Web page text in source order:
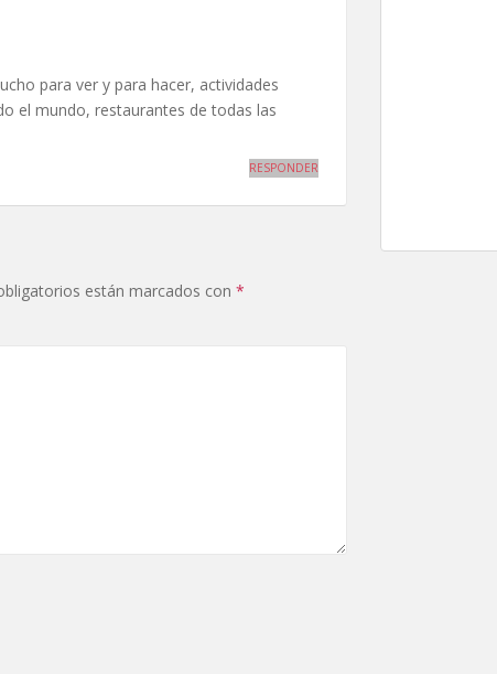
para ver y para hacer, actividades
el mundo, restaurantes de todas las
RESPONDER
están marcados con *